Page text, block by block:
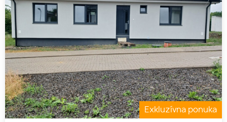
Exkluzívna ponuka